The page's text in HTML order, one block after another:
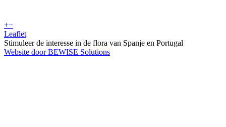
+−
Leaflet
Stimuleer de interesse in de flora van Spanje en Portugal
Website door BEWISE Solutions